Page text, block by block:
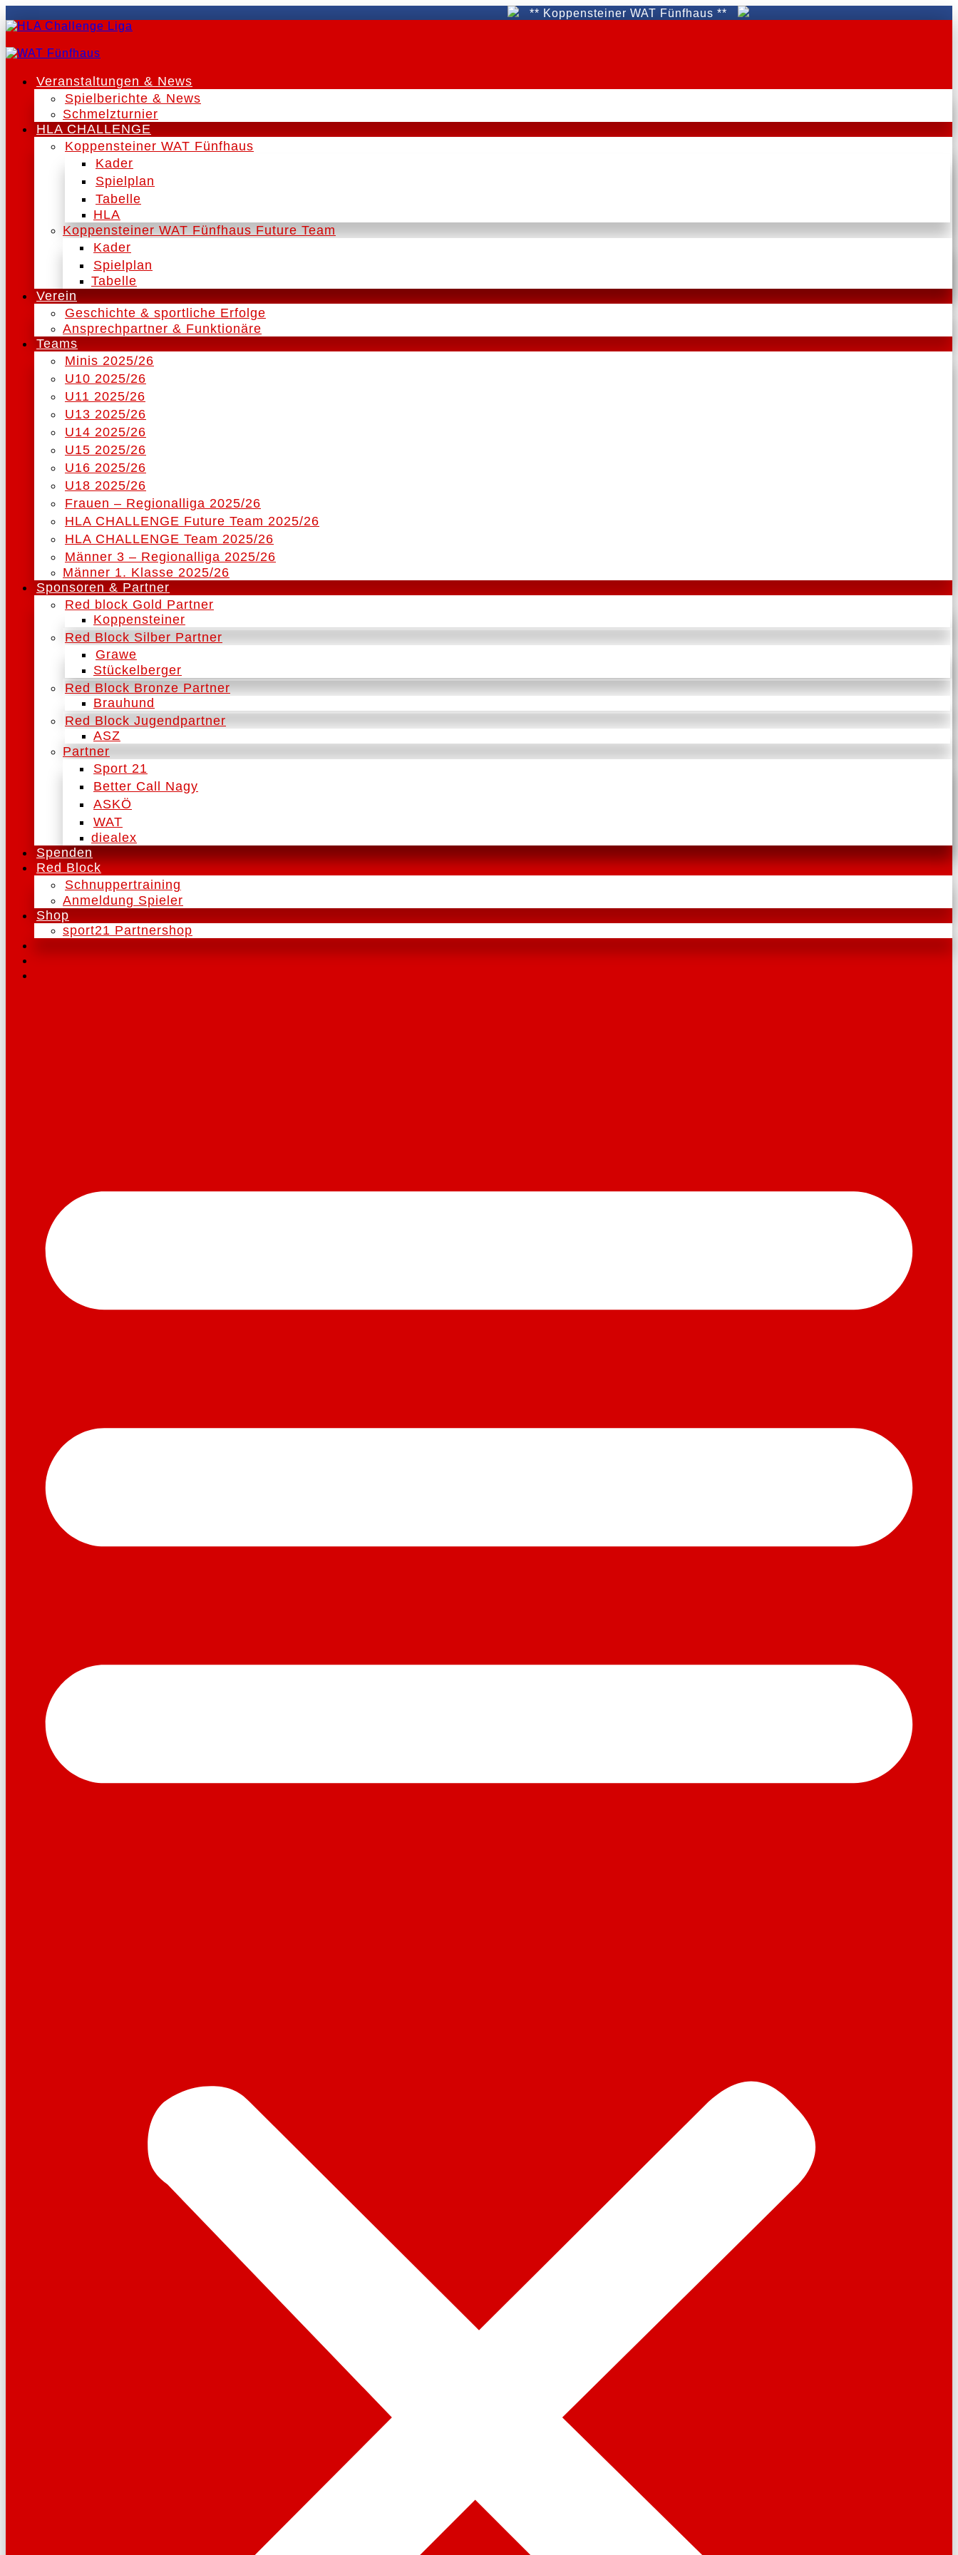
** Koppensteiner WAT Fünfhaus **
Veranstaltungen & News
Spielberichte & News
Schmelzturnier
HLA CHALLENGE
Koppensteiner WAT Fünfhaus
Kader
Spielplan
Tabelle
HLA
Koppensteiner WAT Fünfhaus Future Team
Kader
Spielplan
Tabelle
Verein
Geschichte & sportliche Erfolge
Ansprechpartner & Funktionäre
Teams
Minis 2025/26
U10 2025/26
U11 2025/26
U13 2025/26
U14 2025/26
U15 2025/26
U16 2025/26
U18 2025/26
Frauen – Regionalliga 2025/26
HLA CHALLENGE Future Team 2025/26
HLA CHALLENGE Team 2025/26
Männer 3 – Regionalliga 2025/26
Männer 1. Klasse 2025/26
Sponsoren & Partner
Red block Gold Partner
Koppensteiner
Red Block Silber Partner
Grawe
Stückelberger
Red Block Bronze Partner
Brauhund
Red Block Jugendpartner
ASZ
Partner
Sport 21
Better Call Nagy
ASKÖ
WAT
diealex
Spenden
Red Block
Schnuppertraining
Anmeldung Spieler
Shop
sport21 Partnershop